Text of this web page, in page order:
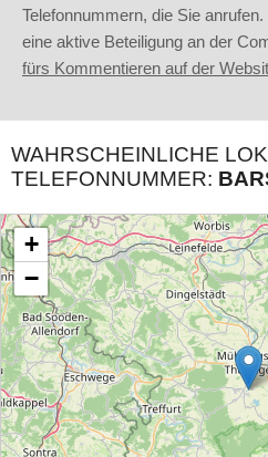
Telefonnummern, die Sie
eine aktive Beteiligung an der
fürs Kommentieren auf der
WAHRSCHEINLICHE
TELEFONNUMMER: